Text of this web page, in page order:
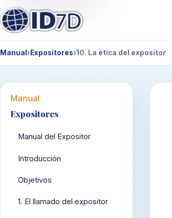
Manual›Expositores›10. La ética del expositor
Manual
Expositores
Manual del Expositor
Introducción
Objetivos
1. El llamado del expositor